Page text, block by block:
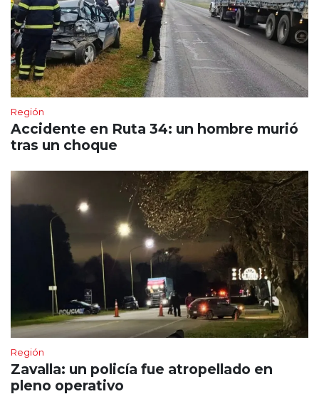
Región
Accidente en Ruta 34: un hombre murió
tras un choque
Región
Zavalla: un policía fue atropellado en
pleno operativo